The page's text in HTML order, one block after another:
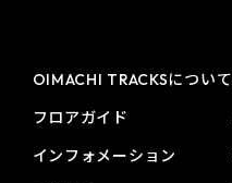
OIMACHI TRACKSについて
フロアガイド
インフォメーション